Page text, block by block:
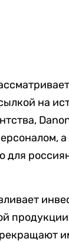
на